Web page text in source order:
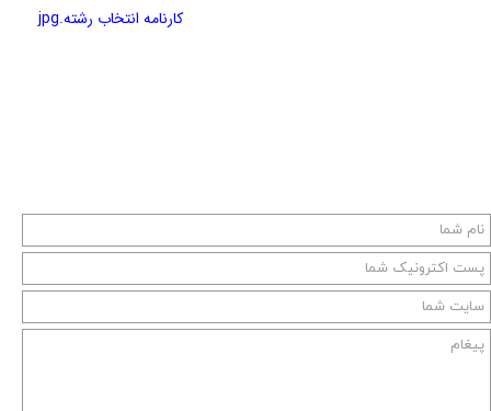
کارنامه انتخاب رشته.jpg